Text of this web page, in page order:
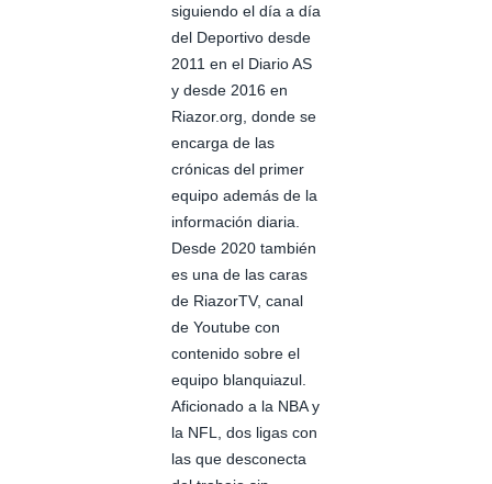
siguiendo el día a día
del Deportivo desde
2011 en el Diario AS
y desde 2016 en
Riazor.org, donde se
encarga de las
crónicas del primer
equipo además de la
información diaria.
Desde 2020 también
es una de las caras
de RiazorTV, canal
de Youtube con
contenido sobre el
equipo blanquiazul.
Aficionado a la NBA y
la NFL, dos ligas con
las que desconecta